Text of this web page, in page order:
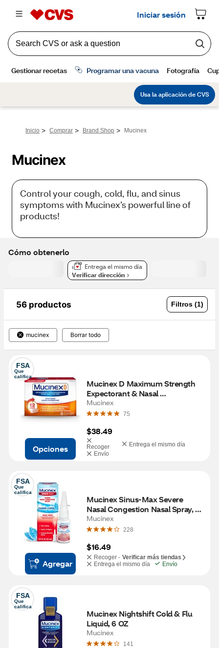
Inicio > Comprar > Brand Shop > Mucinex
Mucinex
Control your cough, cold, flu, and sinus
symptoms with Mucinex’s powerful line of
products!
Cómo obtenerlo
Entrega el mismo día
Verificar dirección
56 productos Filtros (1)
mucinex Borrar todo
FSA
Que
califica
Opciones
Mucinex D Maximum Strength
Expectorant & Nasal
Decongestant Tablets, 24 CT
Mucinex
75
$38.49
Recoger
Entrega el mismo día
Envío
FSA
Que
califica
Agregar
Mucinex Sinus-Max Severe
Nasal Congestion Nasal Spray,
0.75 OZ
Mucinex
228
$16.49
Recoger - Verificar más tiendas
Entrega el mismo día
Envío
FSA
Que
califica
Mucinex Nightshift Cold & Flu
Liquid, 6 OZ
Mucinex
141